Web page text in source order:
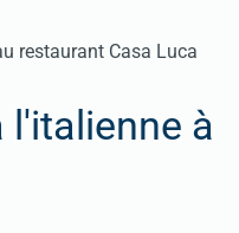
l'italienne à